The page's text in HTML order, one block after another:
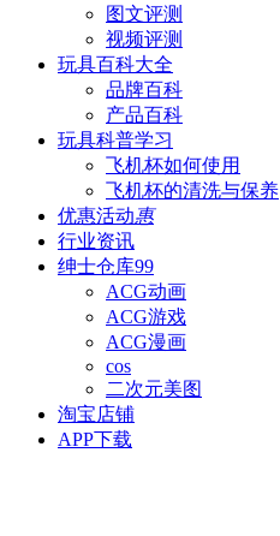
图文评测
视频评测
玩具百科大全
品牌百科
产品百科
玩具科普学习
飞机杯如何使用
飞机杯的清洗与保养
优惠活动惠
行业资讯
绅士仓库99
ACG动画
ACG游戏
ACG漫画
cos
二次元美图
淘宝店铺
APP下载